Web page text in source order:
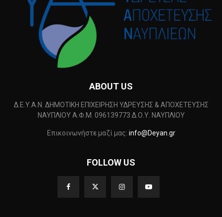
ABOUT US
Δ.Ε.Υ.Α.Ν. ΔΗΜΟΤΙΚΗ ΕΠΙΧΕΙΡΗΣΗ ΥΔΡΕΥΣΗΣ & ΑΠΟΧΕΤΕΥΣΗΣ
ΝΑΥΠΛΙΟΥ Α.Φ.Μ. 096139773 Δ.Ο.Υ. ΝΑΥΠΛΙΟΥ
Επικοινωνήστε μαζί μας: info@Deyan.gr
FOLLOW US